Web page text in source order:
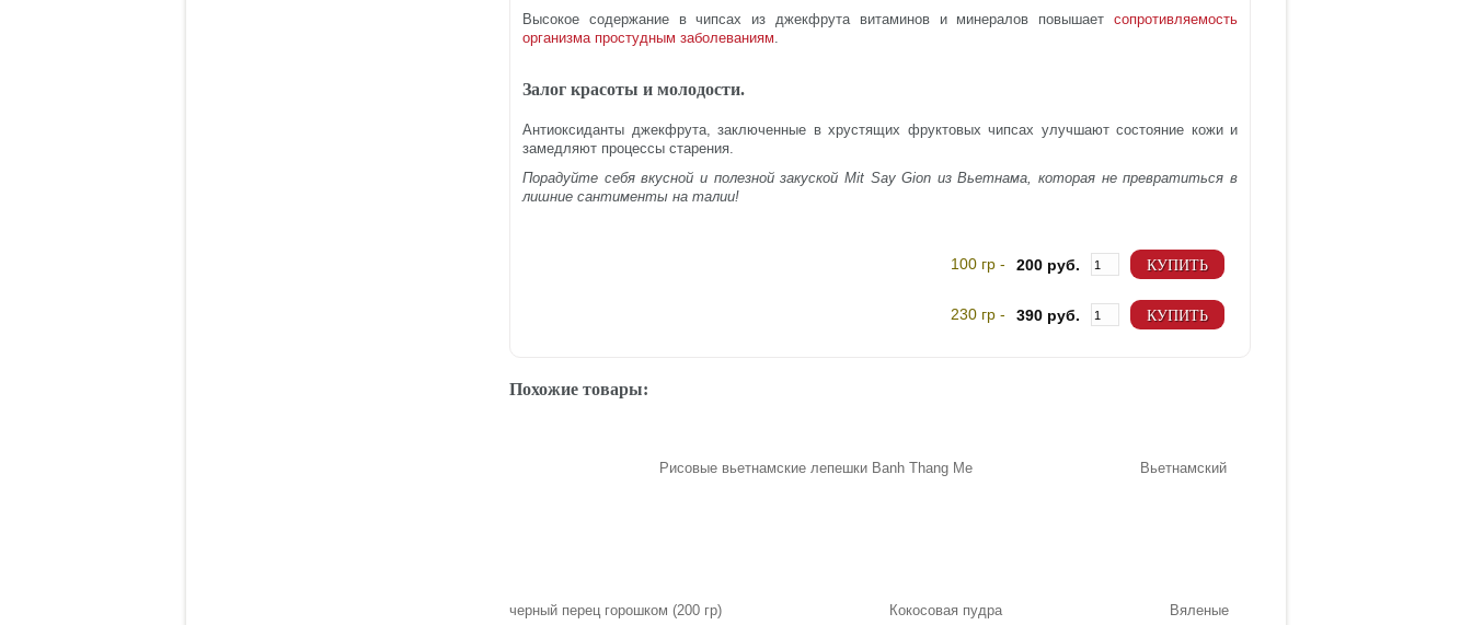
Высокое содержание в чипсах из джекфрута витаминов и минералов повышает сопротивляемость
организма простудным заболеваниям.
Залог красоты и молодости.
Антиоксиданты джекфрута, заключенные в хрустящих фруктовых чипсах улучшают состояние кожи и
замедляют процессы старения.
Порадуйте себя вкусной и полезной закуской Mit Say Gion из Вьетнама, которая не превратиться в
лишние сантименты на талии!
100 гр - 200 руб. КУПИТЬ
230 гр - 390 руб. КУПИТЬ
Похожие товары:
Рисовые вьетнамские лепешки Banh Thang Me Вьетнамский
черный перец горошком (200 гр) Кокосовая пудра Вяленые